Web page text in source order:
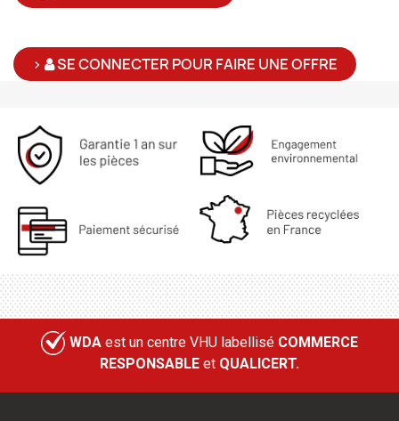
> SE CONNECTER POUR FAIRE UNE OFFRE
WDA est un centre VHU labellisé COMMERCE
RESPONSABLE et QUALICERT.